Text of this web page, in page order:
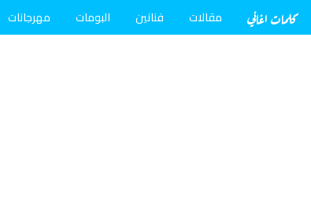
كلمات اغاني مقالات فنانين البومات مهرجانات